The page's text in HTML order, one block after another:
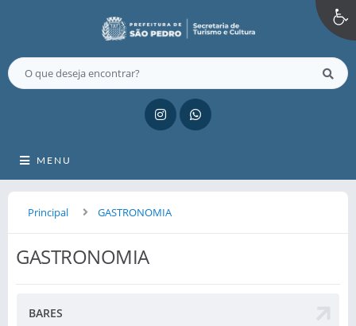
MENU
Principal GASTRONOMIA
GASTRONOMIA
BARES